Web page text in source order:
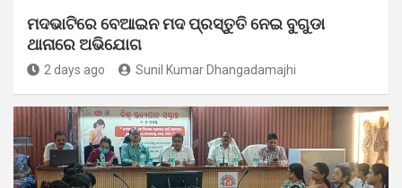
ମଦଭାଟିରେ ବେଆଇନ ମଦ ପ୍ରସ୍ତୁତି ନେଇ ବୁଗୁଡା
ଥାନାରେ ଅଭିଯୋଗ
2 days ago Sunil Kumar Dhangadamajhi